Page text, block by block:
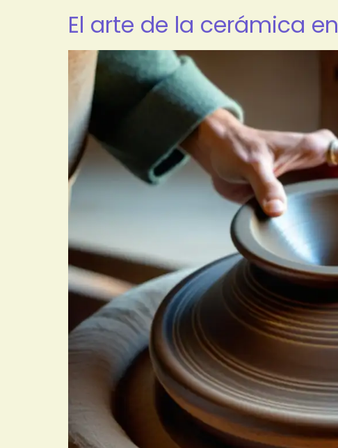
El arte de la cerámica